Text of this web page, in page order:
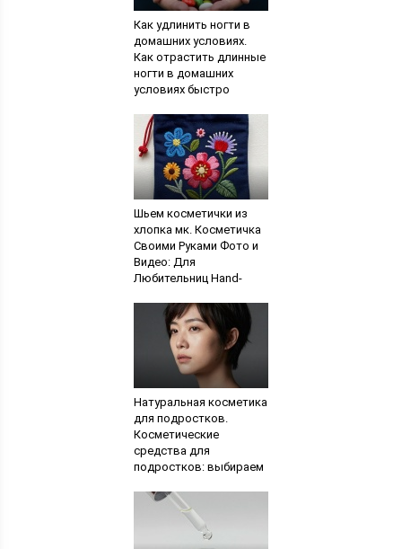
Как удлинить ногти в
домашних условиях.
Как отрастить длинные
ногти в домашних
условиях быстро
Шьем косметички из
хлопка мк. Косметичка
Своими Руками Фото и
Видео: Для
Любительниц Hand-
Натуральная косметика
для подростков.
Косметические
средства для
подростков: выбираем